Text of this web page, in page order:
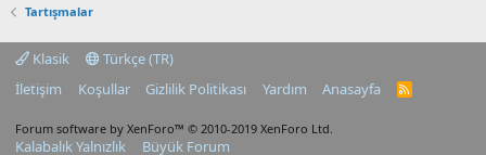
Tartışmalar
Klasik
Türkçe (TR)
İletişim
Koşullar Gizlilik Politikası Yardım Anasayfa
R
Forum software by XenForo™ © 2010-2019 XenForo Ltd.
Kalabalık Yalnızlık Büyük Forum